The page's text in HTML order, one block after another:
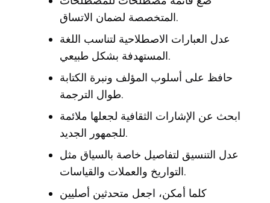
المتخصصة لضمان الاتساق.
عدل العبارات الاصطلاحية لتناسب اللغة
المستهدفة بشكل طبيعي.
حافظ على أسلوب المؤلف ونبرة الكتابة
طوال الترجمة.
ابحث عن الإشارات الثقافية لجعلها ملائمة
للجمهور الجديد.
عدل التنسيق لتفاصيل خاصة بالسياق مثل
التواريخ والعملات والقياسات.
كلما أمكن، اجعل متحدثين أصليين